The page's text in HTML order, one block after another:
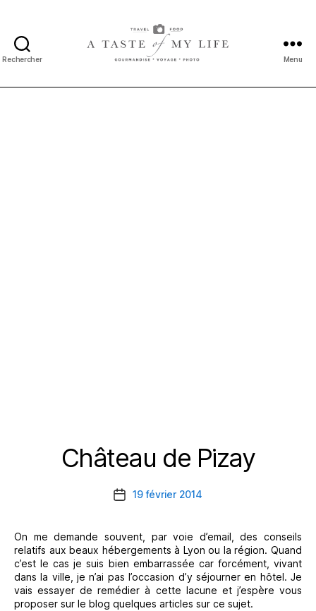
Rechercher
taste
Menu
Catégories
Château de Pizay
Date19 février 2014
On me demande souvent, par voie d’email, des conseils
relatifs aux beaux hébergements à Lyon ou la région. Quand
c’est le cas je suis bien embarrassée car forcément, vivant
dans la ville, je n’ai pas l’occasion d’y séjourner en hôtel. Je
vais essayer de remédier à cette lacune et j’espère vous
proposer sur le blog quelques articles sur ce sujet.